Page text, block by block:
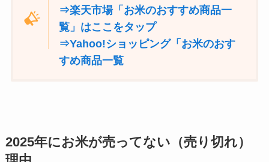
⇒楽天市場「お米のおすすめ商品一
覧」はここをタップ
⇒Yahoo!ショッピング「お米のおす
すめ商品一覧
2025年にお米が売ってない（売り切れ）